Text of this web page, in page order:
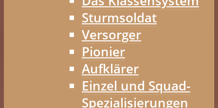
Sturmsoldat
Versorger
Pionier
Aufklärer
Einzel und Squad-
Spezialisierungen